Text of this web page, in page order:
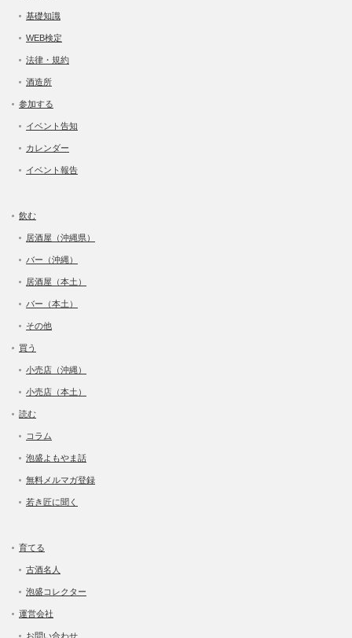
基礎知識
WEB検定
法律・規約
酒造所
参加する
イベント告知
カレンダー
イベント報告
飲む
居酒屋（沖縄県）
バー（沖縄）
居酒屋（本土）
バー（本土）
その他
買う
小売店（沖縄）
小売店（本土）
読む
コラム
泡盛よもやま話
無料メルマガ登録
若き匠に聞く
育てる
古酒名人
泡盛コレクター
運営会社
お問い合わせ